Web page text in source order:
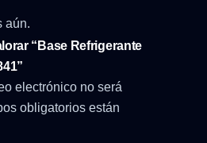
aún.
“Base Refrigerante
electrónico no será
obligatorios están